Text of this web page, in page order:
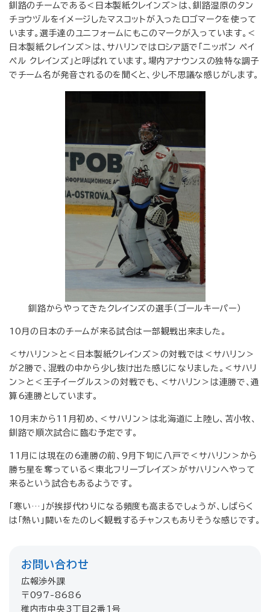
釧路のチームである＜日本製紙クレインズ＞は、釧路湿原のタン
チョウヅルをイメージしたマスコットが入ったロゴマークを使って
います。選手達のユニフォームにもこのマークが入っています。＜
日本製紙クレインズ＞は、サハリンではロシア語で「ニッポン ペイ
ペル クレインズ」と呼ばれています。場内アナウンスの独特な調子
でチーム名が発音されるのを聞くと、少し不思議な感じがします。
釧路からやってきたクレインズの選手（ゴールキーパー）
10月の日本のチームが来る試合は一部観戦出来ました。
＜サハリン＞と＜日本製紙クレインズ＞の対戦では＜サハリン＞
が2勝で、混戦の中から少し抜け出た感じになりました。＜サハリ
ン＞と＜王子イーグルス＞の対戦でも、＜サハリン＞は連勝で、通
算6連勝としています。
10月末から11月初め、＜サハリン＞は北海道に上陸し、苫小牧、
釧路で順次試合に臨む予定です。
11月には現在の6連勝の前、9月下旬に八戸で＜サハリン＞から
勝ち星を奪っている＜東北フリーブレイズ＞がサハリンへやって
来るという試合もあるようです。
「寒い…」が挨拶代わりになる頻度も高まるでしょうが、しばらく
は「熱い」闘いをたのしく観戦するチャンスもありそうな感じです。
お問い合わせ
広報渉外課
〒097-8686
稚内市中央3丁目2番1号